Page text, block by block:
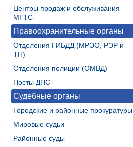
Центры продаж и обслуживания
МГТС
Правоохранительные органы
Отделения ГИБДД (МРЭО, РЭР и
ТН)
Отделения полиции (ОМВД)
Посты ДПС
Судебные органы
Городские и районные прокуратуры
Мировые судьи
Районные суды